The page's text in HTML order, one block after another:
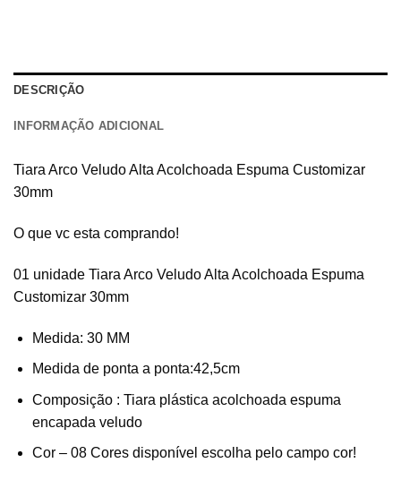
DESCRIÇÃO
INFORMAÇÃO ADICIONAL
Tiara Arco Veludo Alta Acolchoada Espuma Customizar
30mm
O que vc esta comprando!
01 unidade Tiara Arco Veludo Alta Acolchoada Espuma
Customizar 30mm
Medida: 30 MM
Medida de ponta a ponta:42,5cm
Composição : Tiara plástica acolchoada espuma
encapada veludo
Cor – 08 Cores disponível escolha pelo campo cor!